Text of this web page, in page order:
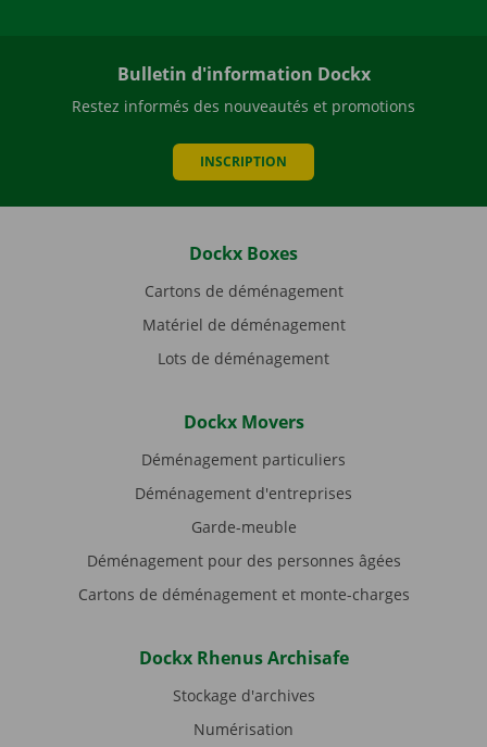
Bulletin d'information Dockx
Restez informés des nouveautés et promotions
INSCRIPTION
Dockx Boxes
Cartons de déménagement
Matériel de déménagement
Lots de déménagement
Dockx Movers
Déménagement particuliers
Déménagement d'entreprises
Garde-meuble
Déménagement pour des personnes âgées
Cartons de déménagement et monte-charges
Dockx Rhenus Archisafe
Stockage d'archives
Numérisation